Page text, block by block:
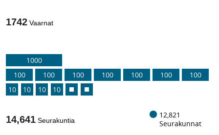
1742 Vaarnat
1000
100
100 100 100 100 100
100
10
10 10 10
14,641 Seurakuntia
12,821
Seurakunnat